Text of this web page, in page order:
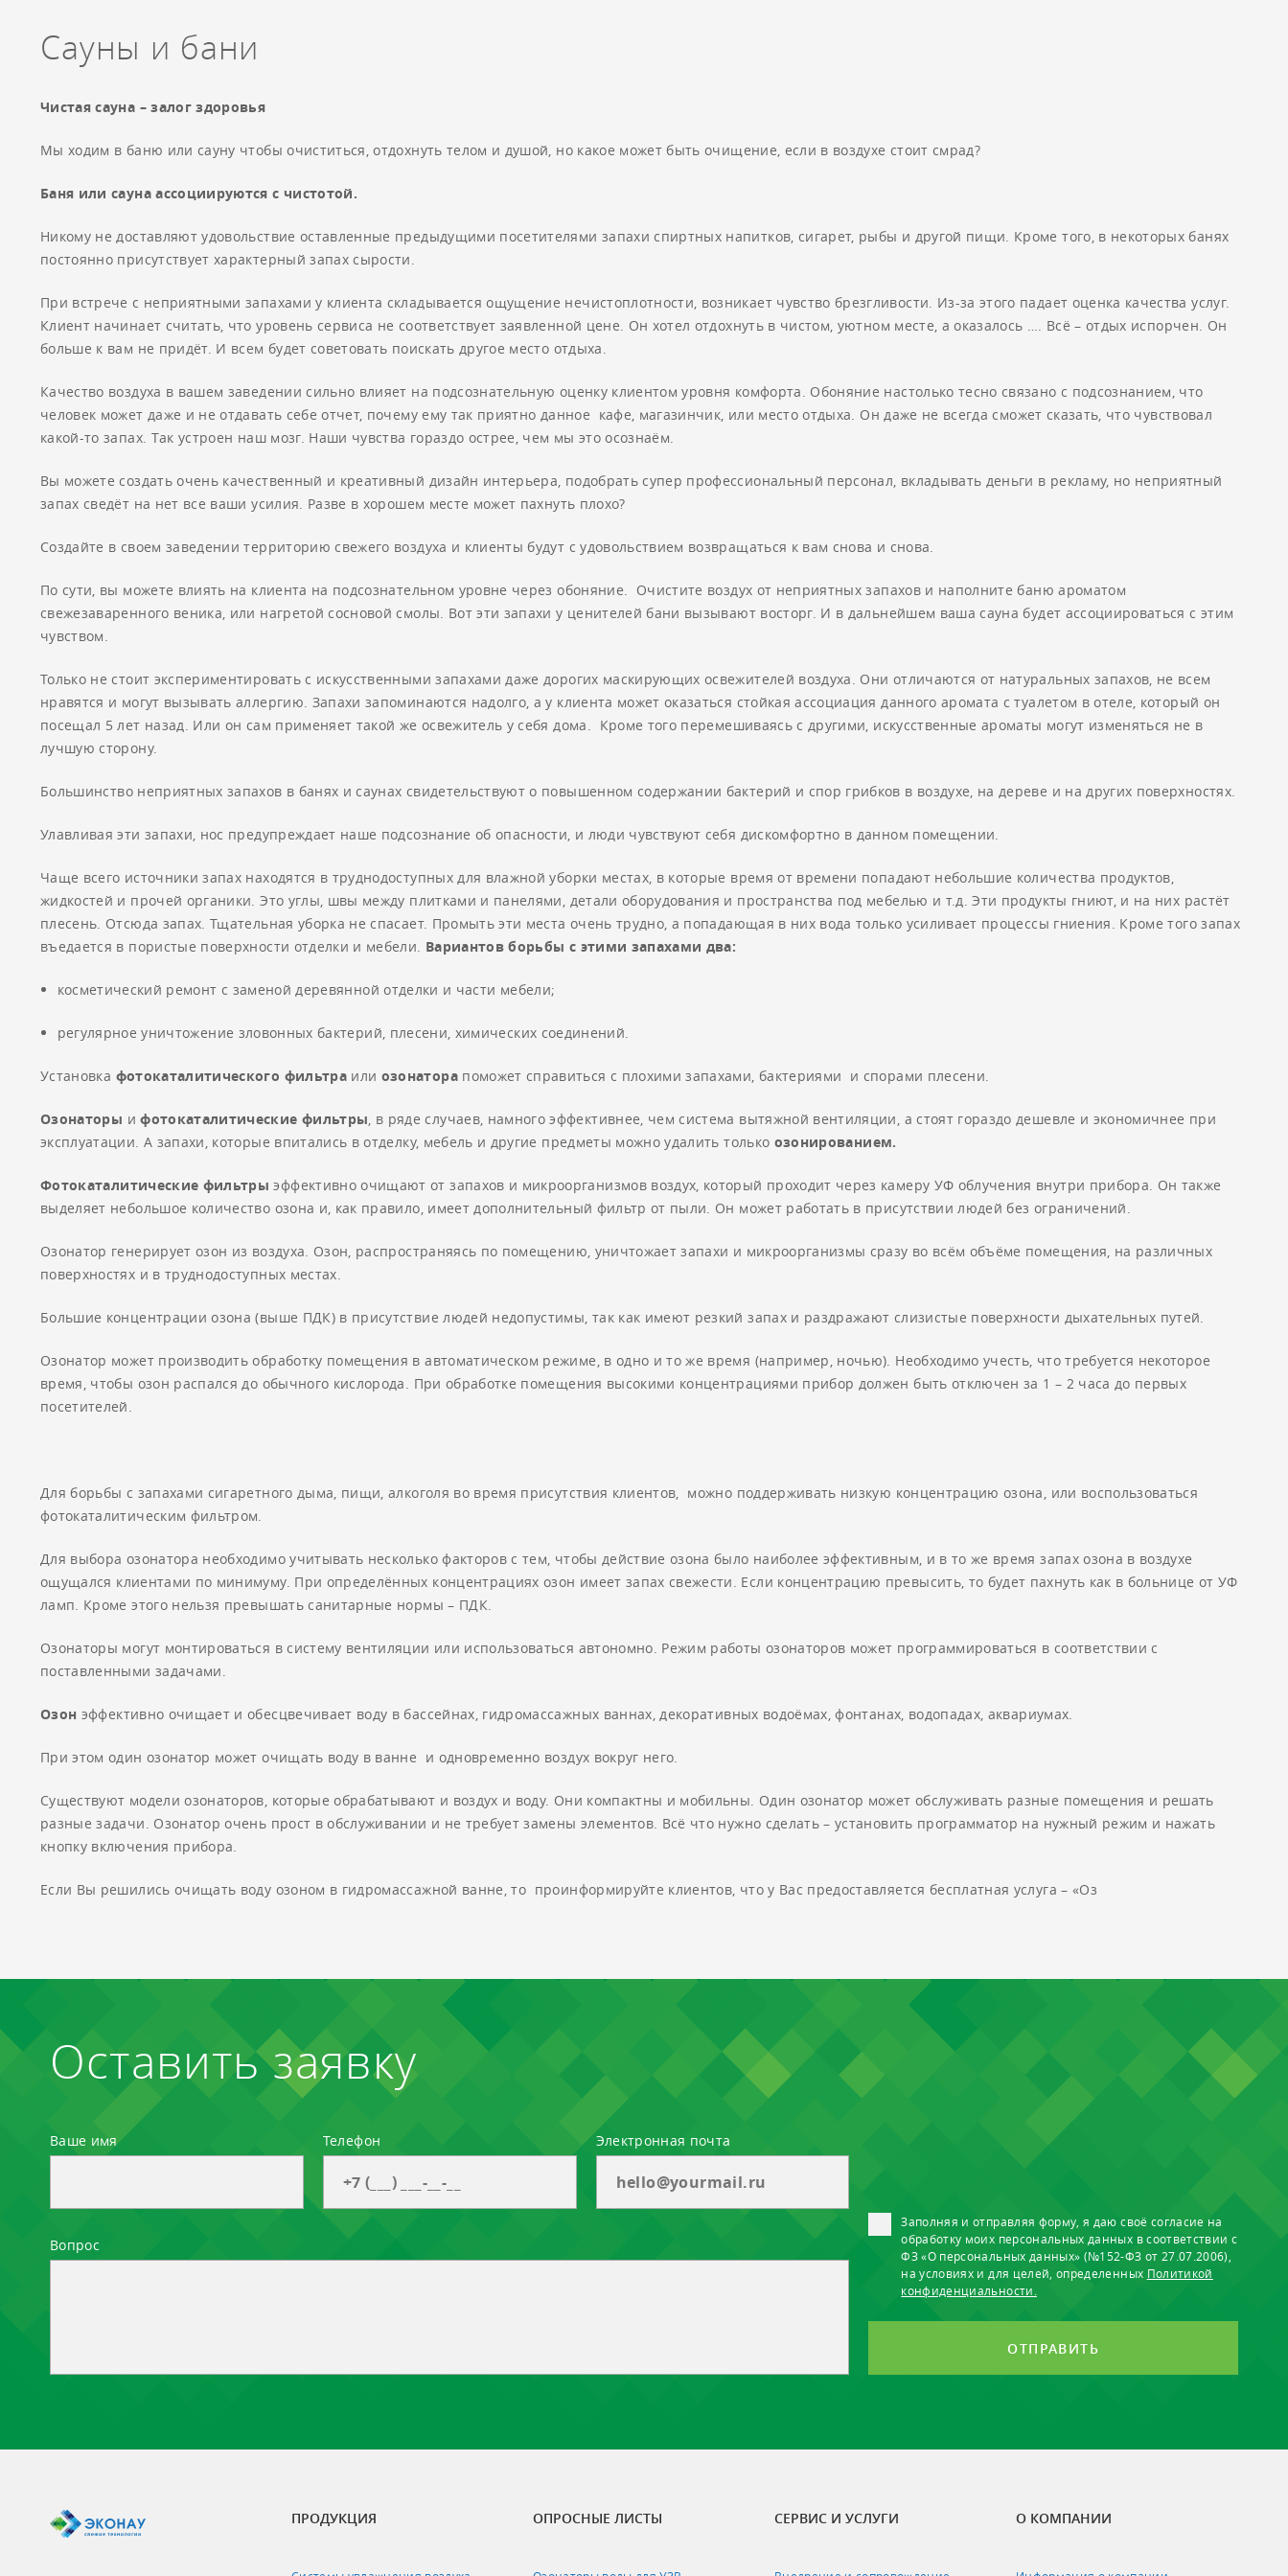
Сауны и бани
Чистая сауна – залог здоровья
Мы ходим в баню или сауну чтобы очиститься, отдохнуть телом и душой, но какое может быть очищение, если в воздухе стоит смрад?
Баня или сауна ассоциируются с чистотой.
Никому не доставляют удовольствие оставленные предыдущими посетителями запахи спиртных напитков, сигарет, рыбы и другой пищи. Кроме того, в некоторых банях
постоянно присутствует характерный запах сырости.
При встрече с неприятными запахами у клиента складывается ощущение нечистоплотности, возникает чувство брезгливости. Из-за этого падает оценка качества услуг.
Клиент начинает считать, что уровень сервиса не соответствует заявленной цене. Он хотел отдохнуть в чистом, уютном месте, а оказалось …. Всё – отдых испорчен. Он
больше к вам не придёт. И всем будет советовать поискать другое место отдыха.
Качество воздуха в вашем заведении сильно влияет на подсознательную оценку клиентом уровня комфорта. Обоняние настолько тесно связано с подсознанием, что
человек может даже и не отдавать себе отчет, почему ему так приятно данное кафе, магазинчик, или место отдыха. Он даже не всегда сможет сказать, что чувствовал
какой-то запах. Так устроен наш мозг. Наши чувства гораздо острее, чем мы это осознаём.
Вы можете создать очень качественный и креативный дизайн интерьера, подобрать супер профессиональный персонал, вкладывать деньги в рекламу, но неприятный
запах сведёт на нет все ваши усилия. Разве в хорошем месте может пахнуть плохо?
Создайте в своем заведении территорию свежего воздуха и клиенты будут с удовольствием возвращаться к вам снова и снова.
По сути, вы можете влиять на клиента на подсознательном уровне через обоняние. Очистите воздух от неприятных запахов и наполните баню ароматом
свежезаваренного веника, или нагретой сосновой смолы. Вот эти запахи у ценителей бани вызывают восторг. И в дальнейшем ваша сауна будет ассоциироваться с этим
чувством.
Только не стоит экспериментировать с искусственными запахами даже дорогих маскирующих освежителей воздуха. Они отличаются от натуральных запахов, не всем
нравятся и могут вызывать аллергию. Запахи запоминаются надолго, а у клиента может оказаться стойкая ассоциация данного аромата с туалетом в отеле, который он
посещал 5 лет назад. Или он сам применяет такой же освежитель у себя дома. Кроме того перемешиваясь с другими, искусственные ароматы могут изменяться не в
лучшую сторону.
Большинство неприятных запахов в банях и саунах свидетельствуют о повышенном содержании бактерий и спор грибков в воздухе, на дереве и на других поверхностях.
Улавливая эти запахи, нос предупреждает наше подсознание об опасности, и люди чувствуют себя дискомфортно в данном помещении.
Чаще всего источники запах находятся в труднодоступных для влажной уборки местах, в которые время от времени попадают небольшие количества продуктов,
жидкостей и прочей органики. Это углы, швы между плитками и панелями, детали оборудования и пространства под мебелью и т.д. Эти продукты гниют, и на них растёт
плесень. Отсюда запах. Тщательная уборка не спасает. Промыть эти места очень трудно, а попадающая в них вода только усиливает процессы гниения. Кроме того запах
въедается в пористые поверхности отделки и мебели. Вариантов борьбы с этими запахами два:
косметический ремонт с заменой деревянной отделки и части мебели;
регулярное уничтожение зловонных бактерий, плесени, химических соединений.
Установка фотокаталитического фильтраили озонаторапоможет справиться с плохими запахами, бактериями и спорами плесени.
Озонаторы ифотокаталитические фильтры, в ряде случаев, намного эффективнее, чем система вытяжной вентиляции, а стоят гораздо дешевле и экономичнее при
эксплуатации. А запахи, которые впитались в отделку, мебель и другие предметы можно удалить только озонированием.
Фотокаталитические фильтры эффективно очищают от запахов и микроорганизмов воздух, который проходит через камеру УФ облучения внутри прибора. Он также
выделяет небольшое количество озона и, как правило, имеет дополнительный фильтр от пыли. Он может работать в присутствии людей без ограничений.
Озонатор генерирует озон из воздуха. Озон, распространяясь по помещению, уничтожает запахи и микроорганизмы сразу во всём объёме помещения, на различных
поверхностях и в труднодоступных местах.
Большие концентрации озона (выше ПДК) в присутствие людей недопустимы, так как имеют резкий запах и раздражают слизистые поверхности дыхательных путей.
Озонатор может производить обработку помещения в автоматическом режиме, в одно и то же время (например, ночью). Необходимо учесть, что требуется некоторое
время, чтобы озон распался до обычного кислорода. При обработке помещения высокими концентрациями прибор должен быть отключен за 1 – 2 часа до первых
посетителей.
Для борьбы с запахами сигаретного дыма, пищи, алкоголя во время присутствия клиентов, можно поддерживать низкую концентрацию озона, или воспользоваться
фотокаталитическим фильтром.
Для выбора озонатора необходимо учитывать несколько факторов с тем, чтобы действие озона было наиболее эффективным, и в то же время запах озона в воздухе
ощущался клиентами по минимуму. При определённых концентрациях озон имеет запах свежести. Если концентрацию превысить, то будет пахнуть как в больнице от УФ
ламп. Кроме этого нельзя превышать санитарные нормы – ПДК.
Озонаторы могут монтироваться в систему вентиляции или использоваться автономно. Режим работы озонаторов может программироваться в соответствии с
поставленными задачами.
Озон эффективно очищает и обесцвечивает воду в бассейнах, гидромассажных ваннах, декоративных водоёмах, фонтанах, водопадах, аквариумах.
При этом один озонатор может очищать воду в ванне и одновременно воздух вокруг него.
Существуют модели озонаторов, которые обрабатывают и воздух и воду. Они компактны и мобильны. Один озонатор может обслуживать разные помещения и решать
разные задачи. Озонатор очень прост в обслуживании и не требует замены элементов. Всё что нужно сделать – установить программатор на нужный режим и нажать
кнопку включения прибора.
Если Вы решились очищать воду озоном в гидромассажной ванне, то проинформируйте клиентов, что у Вас предоставляется бесплатная услуга – «Оз
Оставить заявку
Ваше имя Телефон Электронная почта
Вопрос
Заполняя и отправляя форму, я даю своё согласие на
обработку моих персональных данных в соответствии с
ФЗ «О персональных данных» (№152-ФЗ от 27.07.2006),
на условиях и для целей, определенных Политикой
конфиденциальности.
ОТПРАВИТЬ
ПРОДУКЦИЯ ОПРОСНЫЕ ЛИСТЫ СЕРВИС И УСЛУГИ О КОМПАНИИ